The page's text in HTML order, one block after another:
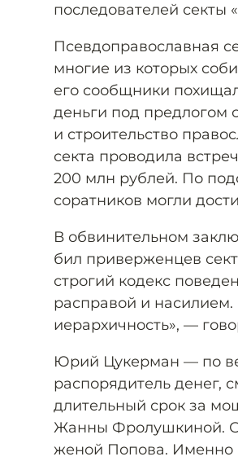
последователей секты
Псевдоправославная
многие из которых
его сообщники
деньги под предлогом
и строительство
секта проводила
200 млн рублей. По
соратников могли
В обвинительном
бил приверженцев
строгий кодекс
расправой и насилием.
иерархичность», —
Юрий Цукерман — по
распорядитель денег,
длительный срок за
Жанны Фролушкиной.
женой Попова. Именно